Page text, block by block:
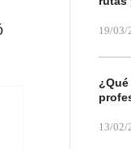
19/03/
13/02/